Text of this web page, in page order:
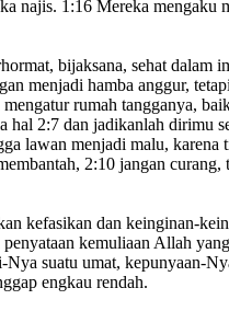
najis. 1:16 Mereka mengaku
bijaksana, sehat dalam
menjadi hamba anggur,
rumah tangganya,
hal 2:7 dan jadikanlah dirimu
lawan menjadi malu,
2:10 jangan curang,
kefasikan dan keinginan-
penyataan kemuliaan Allah
Nya suatu umat, kepunyaan-
engkau rendah.